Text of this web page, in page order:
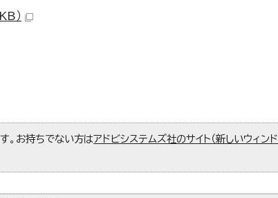
）
。お持ちでない方はアドビシステムズ社のサイト（新しいウィンド